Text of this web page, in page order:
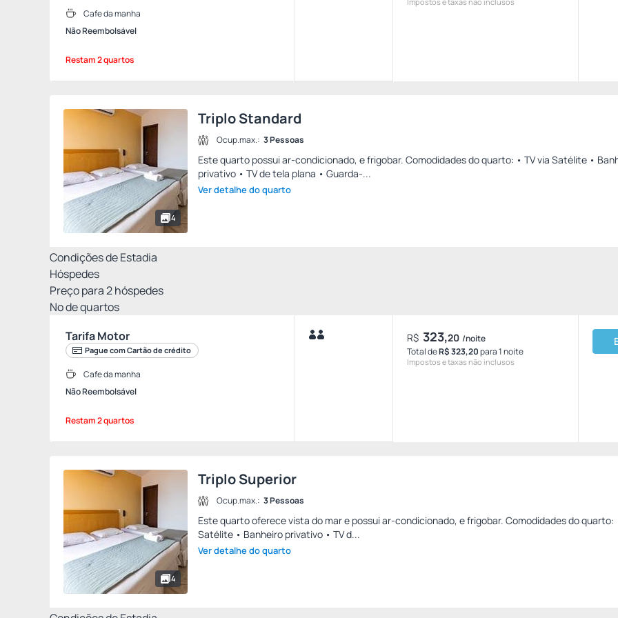
Cafe da manha
Não Reembolsável
Restam 2 quartos
4
Triplo Standard
Ocup.max.: 3 Pessoas
Este quarto possui ar-condicionado, e frigobar. Comodidades do quarto: • TV via Satélite •
privativo • TV de tela plana • Guarda-...
Ver detalhe do quarto
Condições de Estadia
Hóspedes
Preço para2hóspedes
Nº de quartos
Tarifa Motor
Pague com Cartão de crédito
Cafe da manha
Não Reembolsável
Restam 2 quartos
R$ 323,20 /noite
Total deR$ 323,20para 1 noite
Impostos e taxas não inclusos
4
Triplo Superior
Ocup.max.: 3 Pessoas
Este quarto oferece vista do mar e possui ar-condicionado, e frigobar. Comodidades do quarto:
Satélite • Banheiro privativo • TV d...
Ver detalhe do quarto